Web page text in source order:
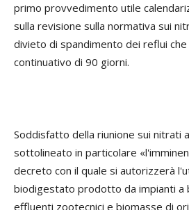
primo provvedimento utile
sulla revisione sulla normativa sui
divieto di spandimento dei reflui
continuativo di 90 giorni.
Soddisfatto della riunione sui nitrati
sottolineato in particolare
decreto con il quale si autorizzerà
biodigestato prodotto da impianti a
effluenti zootecnici e biomasse di